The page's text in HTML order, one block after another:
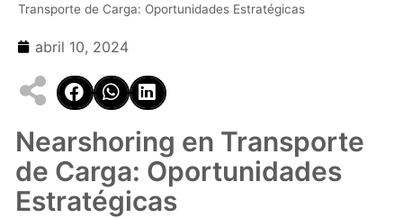
Transporte de Carga: Oportunidades Estratégicas
abril 10, 2024
Nearshoring en Transporte
de Carga: Oportunidades
Estratégicas